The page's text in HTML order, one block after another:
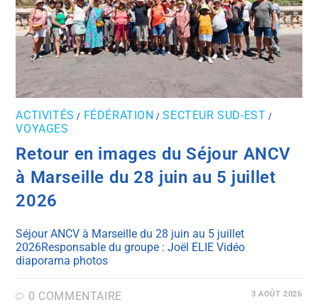
ACTIVITÉS / FÉDÉRATION /SECTEUR SUD-EST /
VOYAGES
Retour en images du Séjour ANCV
à Marseille du 28 juin au 5 juillet
2026
Séjour ANCV à Marseille du 28 juin au 5 juillet
2026Responsable du groupe : Joël ELIE Vidéo
diaporama photos
0 COMMENTAIRE 3 AOÛT 2026